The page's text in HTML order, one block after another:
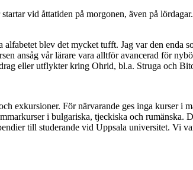
vid åttatiden på mor­go­nen, även på
blev det mycket tufft. Jag var den
ansåg vår lärare vara alltför avan­ce­rad för
eller utflykter kring Ohrid, bl.a. Struga och
exkur­sio­ner. För närvarande ges inga kurser i
i bulga­riska, tjeckiska och
till stude­ran­de vid Uppsala universi­tet. Vi